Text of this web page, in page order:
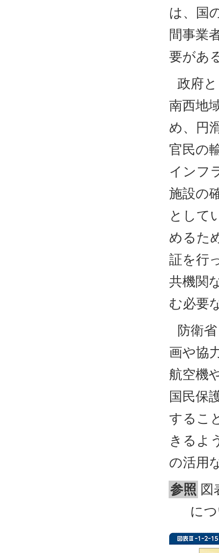
は、国
間事業
要があ
政府
南西地
め、円
官民の
インフ
施設の
として
めるた
証を行
共機関
む必要
防衛
画や協
航空機
国民保
するこ
きるよ
の活用
参照 図
に